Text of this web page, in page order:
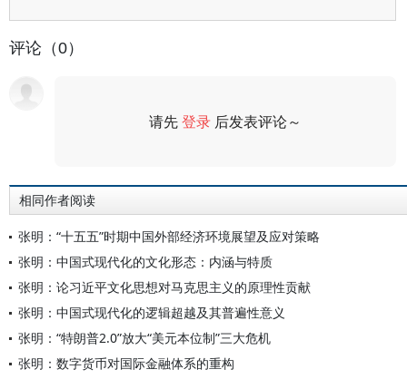
评论（0）
请先登录 后发表评论～
相同作者阅读
张明：“十五五”时期中国外部经济环境展望及应对策略
张明：中国式现代化的文化形态：内涵与特质
张明：论习近平文化思想对马克思主义的原理性贡献
张明：中国式现代化的逻辑超越及其普遍性意义
张明：“特朗普2.0”放大“美元本位制”三大危机
张明：数字货币对国际金融体系的重构